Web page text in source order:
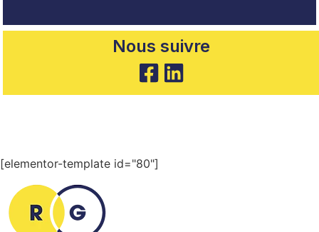
Nous suivre
[elementor-template id="80"]